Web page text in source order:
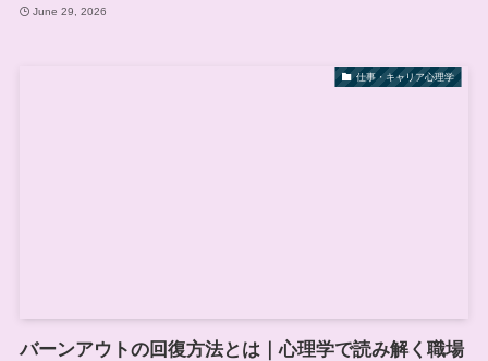
June 29, 2026
仕事・キャリア心理学
バーンアウトの回復方法とは｜心理学で読み解く職場